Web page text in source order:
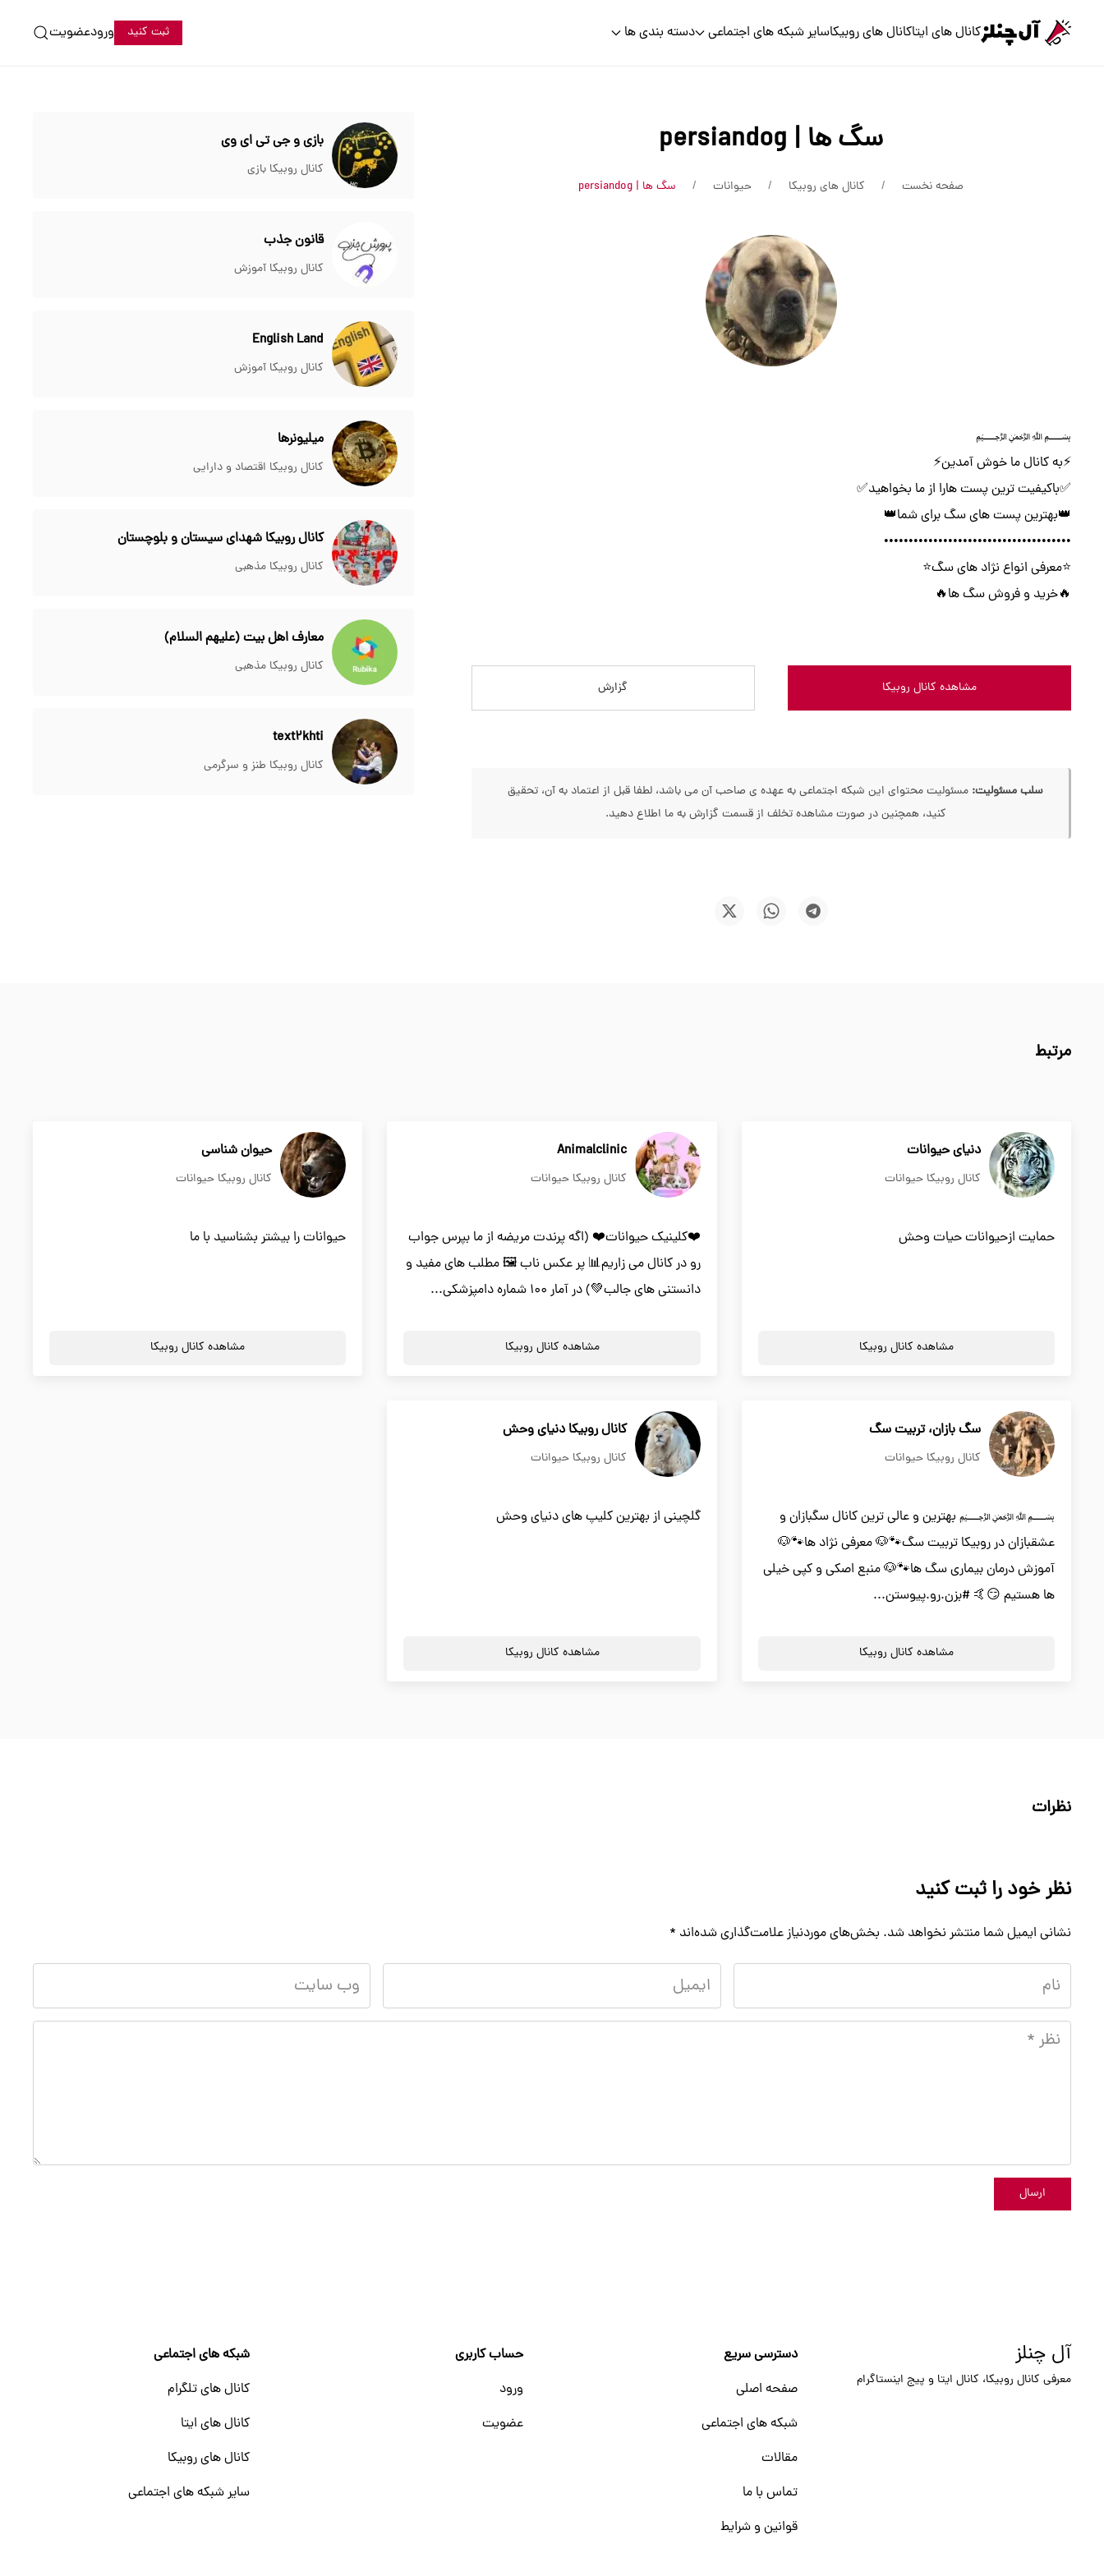
کانال های ایتاکانال های روبیکاسایر شبکه های اجتماعی دسته بندی ها ثبت کنید ورودعضویت
سگ ها | persiandog
صفحه نخست کانال های روبیکا حیوانات سگ ها | persiandog
﷽
⚡️به کانال ما خوش آمدین⚡️
✅باکیفیت ترین پست هارا از ما بخواهید✅
👑بهترین پست های سگ برای شما👑
••••••••••••••••••••••••••••••••••••••
⭐️معرفی انواع نژاد های سگ⭐️
🔥خرید و فروش سگ ها🔥
مشاهده کانال روبیکا گزارش
سلب مسئولیت: مسئولیت محتوای این شبکه اجتماعی به عهده ی صاحب آن می باشد، لطفا قبل از اعتماد به آن، تحقیق
کنید، همچنین در صورت مشاهده تخلف از قسمت گزارش به ما اطلاع دهید.
بازی و جی تی ای وی
کانال روبیکا بازی
قانون جذب
کانال روبیکا آموزش
English Land
کانال روبیکا آموزش
میلیونرها
کانال روبیکا اقتصاد و دارایی
کانال روبیکا شهدای سیستان و بلوچستان
کانال روبیکا مذهبی
معارف اهل بیت (علیهم السلام)
کانال روبیکا مذهبی
text2khti
کانال روبیکا طنز و سرگرمی
مرتبط
دنیای حیوانات
کانال روبیکا حیوانات
حمایت ازحیوانات حیات وحش
مشاهده کانال روبیکا
Animalclinic
کانال روبیکا حیوانات
❤️کلینیک حیوانات❤️ (اگه پرندت مریضه از ما بپرس جواب
رو در کانال می زاریم📊 پر عکس ناب 🖼 مطلب های مفید و
دانستنی های جالب💚) در آمار ۱۰۰ شماره دامپزشکی...
مشاهده کانال روبیکا
حیوان شناسی
کانال روبیکا حیوانات
حیوانات را بیشتر بشناسید با ما
مشاهده کانال روبیکا
سگ بازان، تربیت سگ
کانال روبیکا حیوانات
﷽ بهترین و عالی ترین کانال سگبازان و
عشقبازان در روبیکا تربیت سگ🐾🐶 معرفی نژاد ها🐾🐶
آموزش درمان بیماری سگ ها🐾🐶 منبع اصکی و کپی خیلی
ها هستیم 😏🤙 #بزن.رو.پیوستن...
مشاهده کانال روبیکا
کانال روبیکا دنیای وحش
کانال روبیکا حیوانات
گلچینی از بهترین کلیپ های دنیای وحش
مشاهده کانال روبیکا
نظرات
نظر خود را ثبت کنید
نشانی ایمیل شما منتشر نخواهد شد. بخش‌های موردنیاز علامت‌گذاری شده‌اند *
ارسال
دسترسی سریع
صفحه اصلی
شبکه های اجتماعی
مقالات
تماس با ما
قوانین و شرایط
حساب کاربری
ورود
عضویت
شبکه های اجتماعی
کانال های تلگرام
کانال های ایتا
کانال های روبیکا
سایر شبکه های اجتماعی
آل چنلز
معرفی کانال روبیکا، کانال ایتا و پیج اینستاگرام